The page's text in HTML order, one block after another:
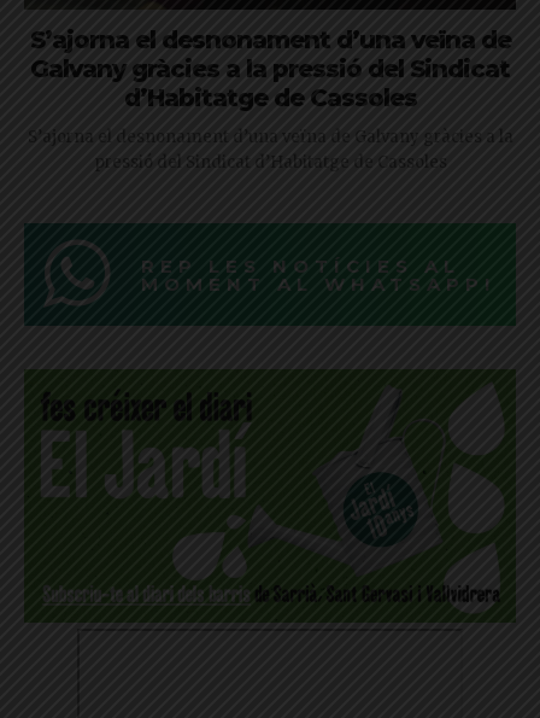
S’ajorna el desnonament d’una veïna de
Galvany gràcies a la pressió del Sindicat
d’Habitatge de Cassoles
S’ajorna el desnonament d’una veïna de Galvany gràcies a la
pressió del Sindicat d’Habitatge de Cassoles
REP LES NOTÍCIES AL
MOMENT AL WHATSAPP!